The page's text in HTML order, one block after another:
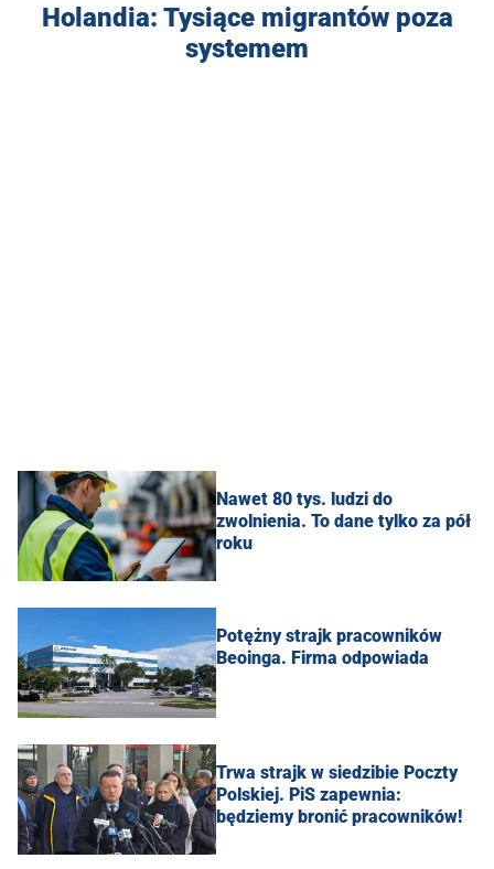
Holandia: Tysiące migrantów poza
systemem
Nawet 80 tys. ludzi do
zwolnienia. To dane tylko za pół
roku
Potężny strajk pracowników
Beoinga. Firma odpowiada
Trwa strajk w siedzibie Poczty
Polskiej. PiS zapewnia:
będziemy bronić pracowników!